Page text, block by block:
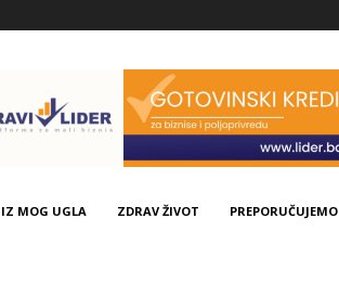
IZ MOG UGLA ZDRAV ŽIVOT PREPORUČUJEMO